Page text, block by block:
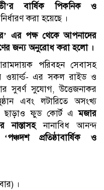
বার্ষিক
পিকনিক ও
করা হয়েছে ।
এর পক্ষ থেকে আপনাদের
জন্য অনুরোধ করা হলো ।
পরিবহন সেবাসহ
ওয়ার্ল্ড- এর সকল রাইড ও
সুবর্ণ সুযোগ, উত্তেজনাকর
এবং লটারিতে অসংখ্য
ছাড়াও ফুড কোর্ট এমজার
নাস্তাসহনানাবিধ আনন্দ
‘পঞ্চদশ প্রতিষ্ঠাবার্ষিক
ও
।